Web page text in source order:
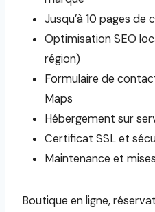
Jusqu’à 10 pages
Optimisation SEO
région)
Formulaire de
Maps
Hébergement sur
Certificat SSL et
Maintenance et
Boutique en ligne,